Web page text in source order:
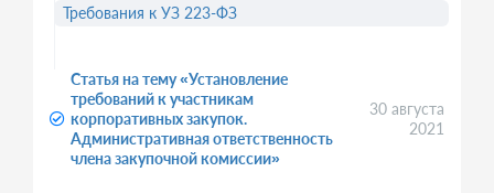
Статья на тему «Установление
требований к участникам
корпоративных закупок.
Административная ответственность
члена закупочной комиссии»
30 августа
2021
Требования к УЗ 223-ФЗ